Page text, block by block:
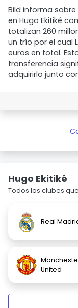
Bild informa
en Hugo Ekitiké
totalizan 260
un trío por el cual
euros en total.
transferencia
adquirirlo junto
Hugo Ekitiké
Todos los clubes
Real
United